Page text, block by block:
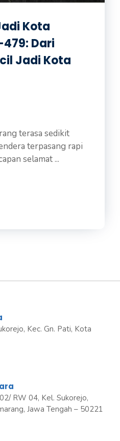
Kota
Dari
Jadi Kota
terasa sedikit
terpasang rapi
selamat ...
Kec. Gn. Pati, Kota
RW 04, Kel. Sukorejo,
Jawa Tengah – 50221